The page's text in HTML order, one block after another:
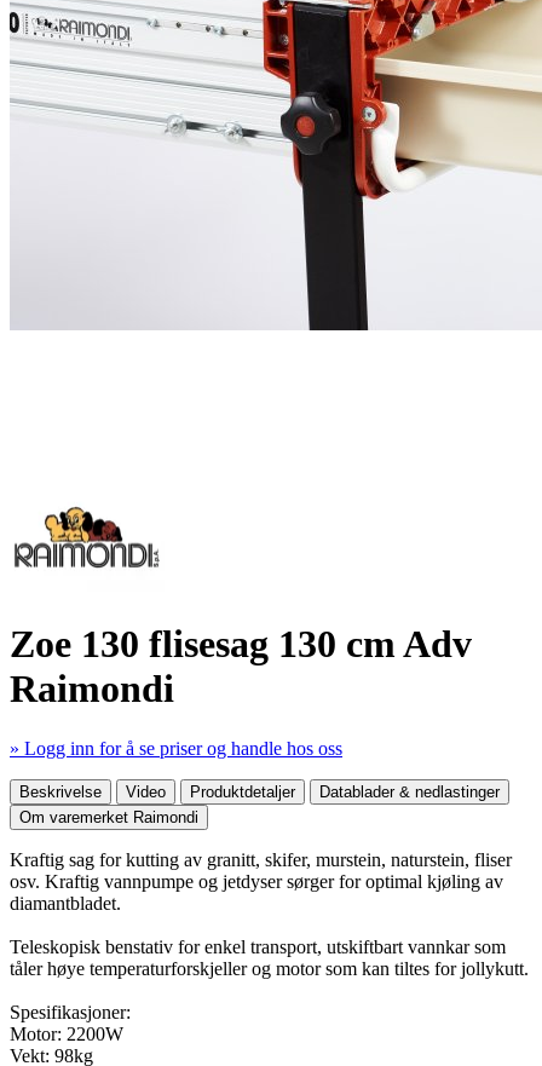
Zoe 130 flisesag 130 cm Adv
Raimondi
» Logg inn for å se priser og handle hos oss
Mer produktdetaljer
Beskrivelse Video Produktdetaljer
Datablader & nedlastinger
Om varemerket Raimondi
Kraftig sag for kutting av granitt, skifer, murstein, naturstein, fliser
osv. Kraftig vannpumpe og jetdyser sørger for optimal kjøling av
diamantbladet.
Teleskopisk benstativ for enkel transport, utskiftbart vannkar som
tåler høye temperaturforskjeller og motor som kan tiltes for jollykutt.
Spesifikasjoner:
Motor: 2200W
Vekt: 98kg